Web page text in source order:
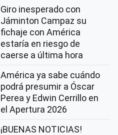
Giro inesperado con
Jáminton Campaz su
fichaje con América
estaría en riesgo de
caerse a última hora
América ya sabe cuándo
podrá presumir a Óscar
Perea y Edwin Cerrillo en
el Apertura 2026
¡BUENAS NOTICIAS!